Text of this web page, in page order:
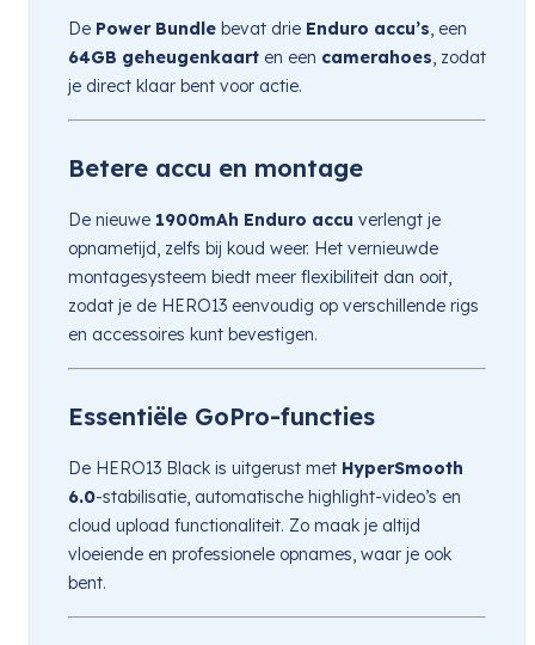
De Power Bundle bevat drie Enduro accu’s, een
64GB geheugenkaart en een camerahoes, zodat
je direct klaar bent voor actie.
Betere accu en montage
De nieuwe 1900mAh Enduro accu verlengt je
opnametijd, zelfs bij koud weer. Het vernieuwde
montagesysteem biedt meer flexibiliteit dan ooit,
zodat je de HERO13 eenvoudig op verschillende rigs
en accessoires kunt bevestigen.
Essentiële GoPro-functies
De HERO13 Black is uitgerust met HyperSmooth
6.0-stabilisatie, automatische highlight-video’s en
cloud upload functionaliteit. Zo maak je altijd
vloeiende en professionele opnames, waar je ook
bent.